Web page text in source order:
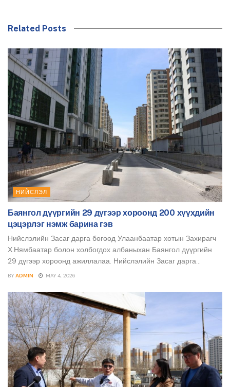
Related Posts
НИЙСЛЭЛ
Баянгол дүүргийн 29 дүгээр хороонд 200 хүүхдийн
цэцэрлэг нэмж барина гэв
Нийслэлийн Засаг дарга бөгөөд Улаанбаатар хотын Захирагч
Х.Нямбаатар болон холбогдох албаныхан Баянгол дүүргийн
29 дүгээр хороонд ажиллалаа. Нийслэлийн Засаг дарга...
BY ADMIN MAY 4, 2026